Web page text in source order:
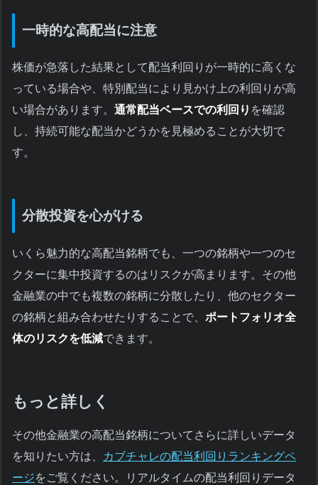
一時的な高配当に注意
株価が急落した結果として配当利回りが一時的に高くな
っている場合や、特別配当により見かけ上の利回りが高
い場合があります。 通常配当ベースでの利回り を確認
し、持続可能な配当かどうかを見極めることが大切で
す。
分散投資を心がける
いくら魅力的な高配当銘柄でも、一つの銘柄や一つのセ
クターに集中投資するのはリスクが高まります。その他
金融業の中でも複数の銘柄に分散したり、他のセクター
の銘柄と組み合わせたりすることで、 ポートフォリオ全
体のリスクを低減できます。
もっと詳しく
その他金融業の高配当銘柄についてさらに詳しいデータ
を知りたい方は、
カブチャレの配当利回りランキングペ
ージをご覧ください。リアルタイムの配当利回りデータ